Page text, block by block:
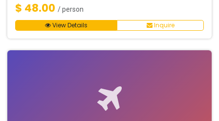
$ 48.00 / person
View Details Inquire